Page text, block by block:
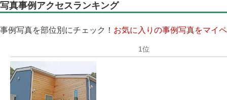
写真事例アクセスランキング
事例写真を部位別にチェック！ お気に入りの事例写真をマイ